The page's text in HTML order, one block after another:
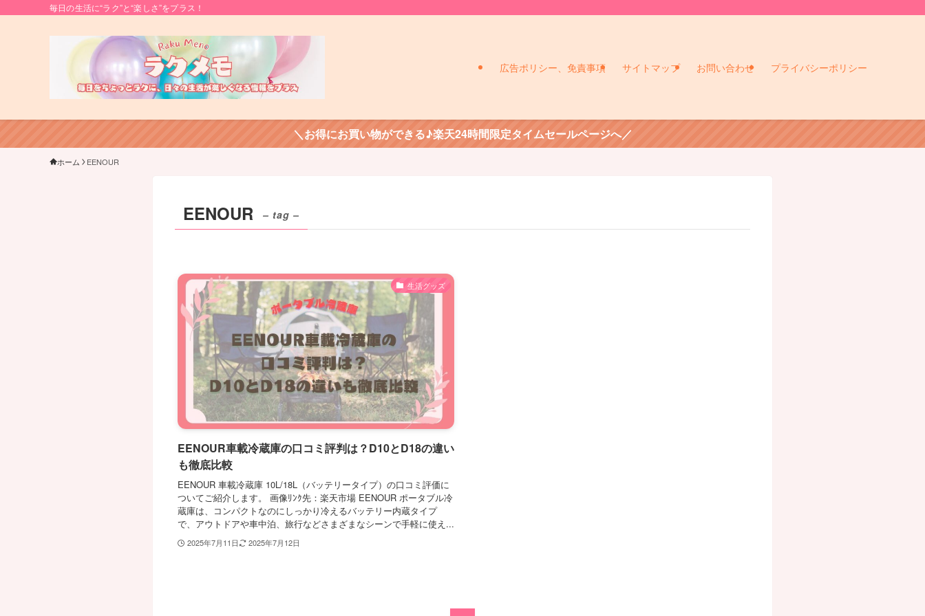
毎日の生活に“ラク”と“楽しさ”をプラス！
広告ポリシー、免責事項 サイトマップ お問い合わせ プライバシーポリシー
＼お得にお買い物ができる♪楽天24時間限定タイムセールページへ／
ホーム EENOUR
EENOUR – tag –
生活グッズ
EENOUR車載冷蔵庫の口コミ評判は？D10とD18の違い
も徹底比較
EENOUR 車載冷蔵庫 10L/18L（バッテリータイプ）の口コミ評価に
ついてご紹介します。 画像ﾘﾝｸ先：楽天市場 EENOUR ポータブル冷
蔵庫は、コンパクトなのにしっかり冷えるバッテリー内蔵タイプ
で、アウトドアや車中泊、旅行などさまざまなシーンで手軽に使え...
2025年7月11日 2025年7月12日